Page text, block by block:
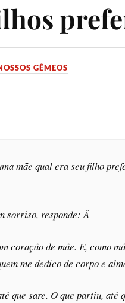
GÊMEOS
mãe qual era seu filho
sorriso, responde: Â
coração de mãe. E, como
me dedico de corpo e
que sare. O que partiu, até